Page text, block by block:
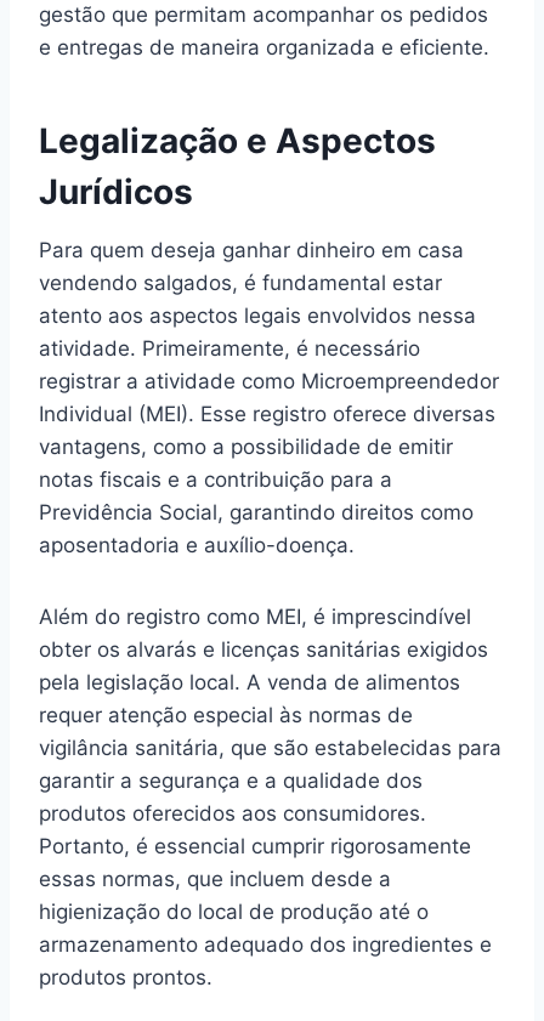
gestão que permitam acompanhar os pedidos
e entregas de maneira organizada e eficiente.
Legalização e Aspectos
Jurídicos
Para quem deseja ganhar dinheiro em casa
vendendo salgados, é fundamental estar
atento aos aspectos legais envolvidos nessa
atividade. Primeiramente, é necessário
registrar a atividade como Microempreendedor
Individual (MEI). Esse registro oferece diversas
vantagens, como a possibilidade de emitir
notas fiscais e a contribuição para a
Previdência Social, garantindo direitos como
aposentadoria e auxílio-doença.
Além do registro como MEI, é imprescindível
obter os alvarás e licenças sanitárias exigidos
pela legislação local. A venda de alimentos
requer atenção especial às normas de
vigilância sanitária, que são estabelecidas para
garantir a segurança e a qualidade dos
produtos oferecidos aos consumidores.
Portanto, é essencial cumprir rigorosamente
essas normas, que incluem desde a
higienização do local de produção até o
armazenamento adequado dos ingredientes e
produtos prontos.